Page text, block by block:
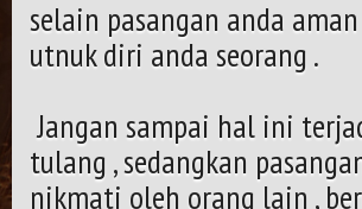
selain pasangan anda
utnuk diri anda seorang .
Jangan sampai hal ini
tulang , sedangkan
nikmati oleh orang lain ,